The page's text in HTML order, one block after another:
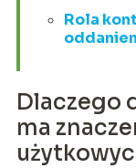
Rola
Dlaczego
ma